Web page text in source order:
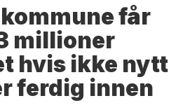
får
millioner
hvis ikke nytt
ferdig innen